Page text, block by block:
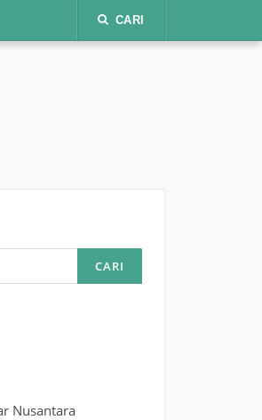
CARI
Nusantara